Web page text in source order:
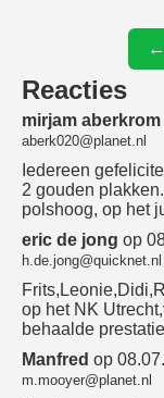
Reacties
mirjam aberkrom
aberk020@planet.nl
Iedereen
2 gouden
polshoog, op het
eric de jong op
h.de.jong@quicknet.nl
op het NK
behaalde
Manfred op
m.mooyer@planet.nl